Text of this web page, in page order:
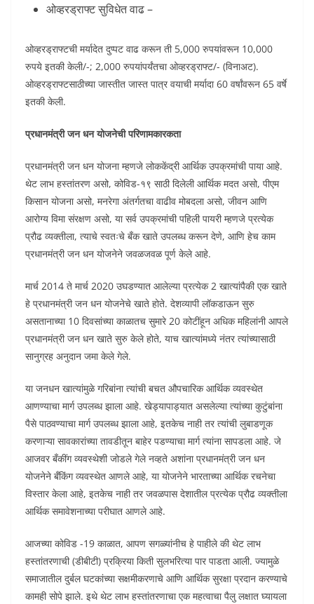
ओव्हरड्राफ्ट सुविधेत वाढ –
ओव्हरड्राफ्टची मर्यादेत दुप्पट वाढ करून ती 5,000 रुपयांवरून 10,000
रुपये इतकी केली/-; 2,000 रुपयांपर्यंतचा ओव्हरड्राफ्ट/- (विनाअट).
ओव्हरड्राफ्टसाठीच्या जास्तीत जास्त पात्र वयाची मर्यादा 60 वर्षांवरून 65 वर्षे
इतकी केली.
प्रधानमंत्री जन धन योजनेची परिणामकारकता
प्रधानमंत्री जन धन योजना म्हणजे लोककेंद्री आर्थिक उपक्रमांची पाया आहे.
थेट लाभ हस्तांतरण असो, कोविड-१९ साठी दिलेली आर्थिक मदत असो, पीएम
किसान योजना असो, मनरेगा अंतर्गतचा वाढीव मोबदला असो, जीवन आणि
आरोग्य विमा संरक्षण असो, या सर्व उपक्रमांची पहिली पायरी म्हणजे प्रत्येक
प्रौढ व्यक्तीला, त्याचे स्वतःचे बँक खाते उपलब्ध करून देणे, आणि हेच काम
प्रधानमंत्री जन धन योजनेने जवळजवळ पूर्ण केले आहे.
मार्च 2014 ते मार्च 2020 उघडण्यात आलेल्या प्रत्येक 2 खात्यांपैकी एक खाते
हे प्रधानमंत्री जन धन योजनेचे खाते होते. देशव्यापी लॉकडाऊन सुरु
असतानाच्या 10 दिवसांच्या काळातच सुमारे 20 कोटींहून अधिक महिलांनी आपले
प्रधानमंत्री जन धन खाते सुरु केले होते, याच खात्यांमध्ये नंतर त्यांच्यासाठी
सानुग्रह अनुदान जमा केले गेले.
या जनधन खात्यांमुळे गरिबांना त्यांची बचत औपचारिक आर्थिक व्यवस्थेत
आणण्याचा मार्ग उपलब्ध झाला आहे. खेड्यापाड्यात असलेल्या त्यांच्या कुटुंबांना
पैसे पाठवण्याचा मार्ग उपलब्ध झाला आहे, इतकेच नाही तर त्यांची लुबाडणूक
करणाऱ्या सावकारांच्या तावडीतून बाहेर पडण्याचा मार्ग त्यांना सापडला आहे. जे
आजवर बँकींग व्यवस्थेशी जोडले गेले नव्हते अशांना प्रधानमंत्री जन धन
योजनेने बँकिंग व्यवस्थेत आणले आहे, या योजनेने भारताच्या आर्थिक रचनेचा
विस्तार केला आहे, इतकेच नाही तर जवळपास देशातील प्रत्येक प्रौढ व्यक्तीला
आर्थिक समावेशनाच्या परीघात आणले आहे.
आजच्या कोविड -19 काळात, आपण सगळ्यांनीच हे पाहीले की थेट लाभ
हस्तांतरणाची (डीबीटी) प्रक्रिया किती सुलभरित्या पार पाडता आली. ज्यामुळे
समाजातील दुर्बल घटकांच्या सक्षमीकरणाचे आणि आर्थिक सुरक्षा प्रदान करण्याचे
कामही सोपे झाले. इथे थेट लाभ हस्तांतरणाचा एक महत्वाचा पैलु लक्षात घ्यायला